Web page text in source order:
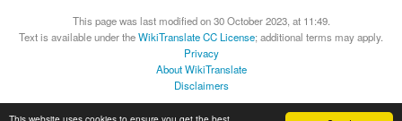
This page was last modified on 30 October 2023, at 11:49.
Text is available under theWikiTranslate CC License; additional terms may apply.
Privacy
About WikiTranslate
Disclaimers
MediaWikiPowered by Semantic MediaWiki